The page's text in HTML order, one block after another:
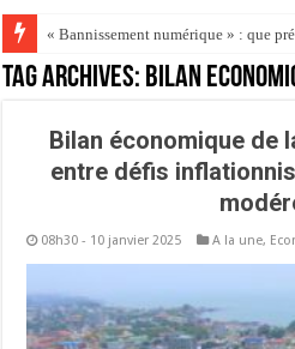
« Bannissement numérique » : que
Tag Archives: Bilan
Bilan économique de
entre défis
08h30 - 10 janvier 2025 A la une,